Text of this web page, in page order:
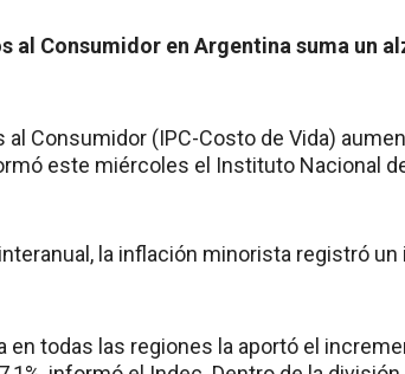
al Consumidor en Argentina suma un
al Consumidor (IPC-Costo de Vida)
este miércoles el Instituto Nacional
la inflación minorista registró un
en todas las regiones la aportó el